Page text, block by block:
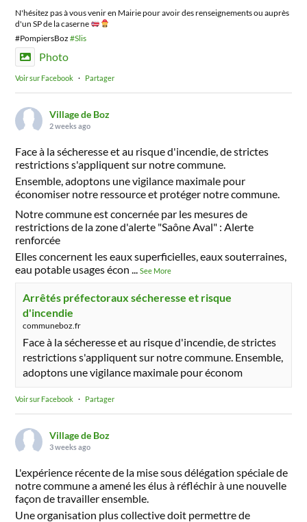
N'hésitez pas à vous venir en Mairie pour avoir des renseignements ou auprès
d'un SP de la caserne
#PompiersBoz#Slis
Photo
Voir sur Facebook · Partager
Village de Boz
2 weeks ago
Face à la sécheresse et au risque d'incendie, de strictes
restrictions s'appliquent sur notre commune.
Ensemble, adoptons une vigilance maximale pour
économiser notre ressource et protéger notre commune.
Notre commune est concernée par les mesures de
restrictions de la zone d'alerte "Saône Aval" : Alerte
renforcée
Elles concernent les eaux superficielles, eaux souterraines,
eau potable usages écon
...See More
Arrêtés préfectoraux sécheresse et risque
d'incendie
communeboz.fr
Face à la sécheresse et au risque d'incendie, de strictes
restrictions s'appliquent sur notre commune. Ensemble,
adoptons une vigilance maximale pour économ
Voir sur Facebook · Partager
Village de Boz
3 weeks ago
L'expérience récente de la mise sous délégation spéciale de
notre commune a amené les élus à réfléchir à une nouvelle
façon de travailler ensemble.
Une organisation plus collective doit permettre de